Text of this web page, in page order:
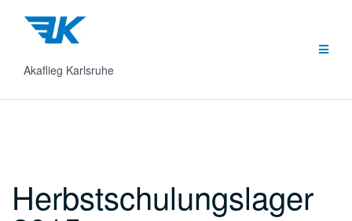
Inhalt
springen
Akaflieg Karlsruhe
Herbstschulungs­lager